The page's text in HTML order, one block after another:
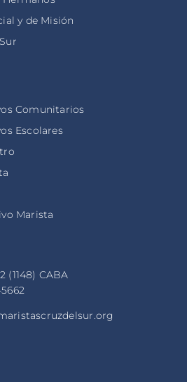
y de Misión
Comunitarios
Escolares
Marista
(1148) CABA
5662